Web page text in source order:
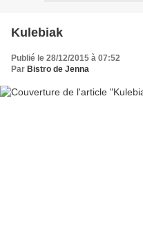
Kulebiak
Publié le 28/12/2015 à 07:52
Par Bistro de Jenna